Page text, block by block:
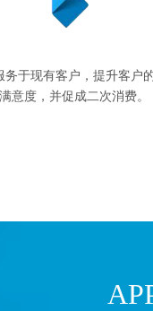
务于现有客户，提升客户
满意度，并促成二次消费。